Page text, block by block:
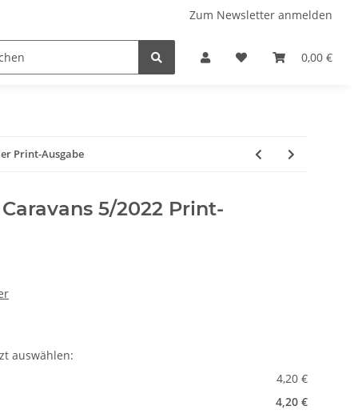
Zum Newsletter anmelden
0,00 €
Stellplatzführer WINZERATLAS 2026 Lifestyle &
Print-Ausgabe
5/2022 Print-
auswählen:
4,20 €
4,20 €